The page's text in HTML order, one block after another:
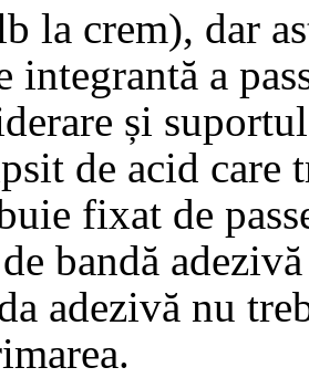
la crem), dar
integrantă a
și
de acid care
fixat de
bandă
adezivă nu